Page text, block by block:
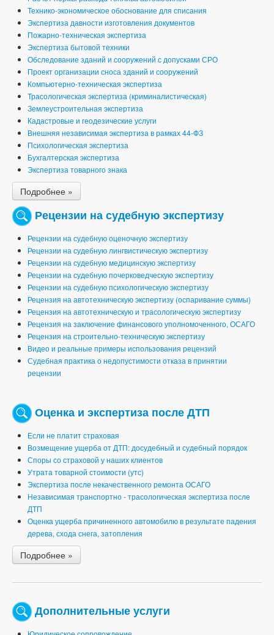
Технико-экономическое обоснование для списания
Экспертиза давности изготовления документов
Пожарно-техническая экспертиза
Экспертиза бытовой техники
Обследование зданий и сооружений с допусками СРО
Проект организации сноса зданий и сооружений
Компьютерно-техническая экспертиза
Трасологическая экспертиза (криминалистическая)
Землеустроительная экспертиза
Кадастровые и геодезические услуги
Внешняя независимая экспертиза в рамках 44-ФЗ
Психологическая экспертиза
Бухгалтерская экспертиза
Экспертиза товарного знака
Подробнее »
Рецензии на судебную экспертизу
Рецензии на судебную оценочную экспертизу
Рецензии на судебную лингвистическую экспертизу
Рецензии на судебную медицинскую экспертизу
Рецензии на судебную почерковедческую экспертизу
Рецензии на судебную психологическую экспертизу
Рецензия на автотехническую экспертизу (оспаривание суммы)
Рецензия на автотехническую и трасологическую экспертизу
Рецензия на заключение финансового уполномоченного, ОСАГО
Рецензия на строительно-техническую экспертизу
Видео и реальные примеры использования рецензий
Судебная практика о недопустимости отказа в принятии
рецензии
Оценка и экспертиза после ДТП
Если не платит страховая
Возмещение ущерба от ДТП: досудебный и судебный порядок
Споры со страховой у наших клиентов
Утрата товарной стоимости (утс)
Экспертиза после некачественного ремонта ОСАГО
Независимая транспортно - трасологическая экспертиза после
ДТП
Оценка ущерба причиненного автомобилю в результате падения
дерева, схода снега, затопления
Подробнее »
Дополнительные услуги